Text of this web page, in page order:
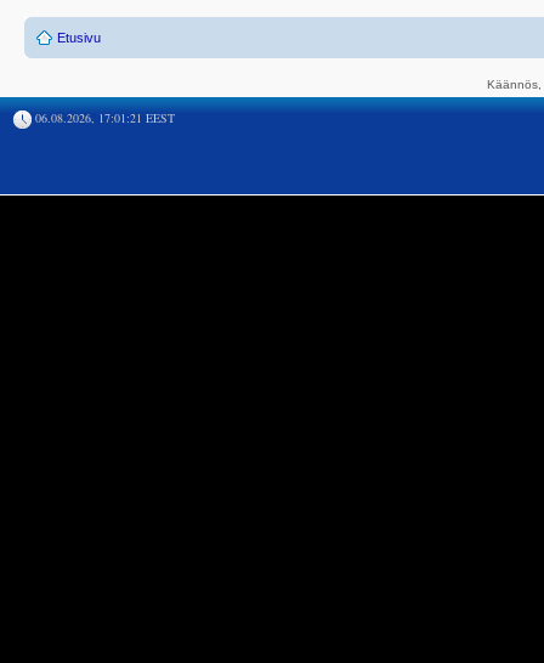
Etusivu
06.08.2026, 17:01:21 EEST